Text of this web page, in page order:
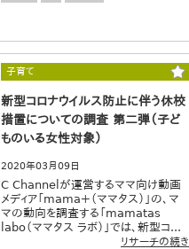
子育て
新型コロナウイルス防止に伴う休校
措置についての調査 第二弾（子ど
ものいる女性対象）
2020年03月09日
C Channelが運営するママ向け動画
メディア「mama＋（ママタス）」の、マ
マの動向を調査する「mamatas
labo（ママタス ラボ）」では、新型コ...
リサーチの続き